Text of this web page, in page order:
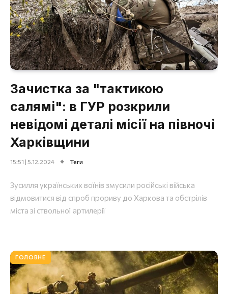
Зачистка за "тактикою
салямі": в ГУР розкрили
невідомі деталі місії на півночі
Харківщини
15:51 | 5.12.2024 Теги
Зусилля українських воїнів змусили російські війська
відмовитися від спроб прориву до Харкова та обстрілів
міста зі ствольної артилерії
ГОЛОВНЕ